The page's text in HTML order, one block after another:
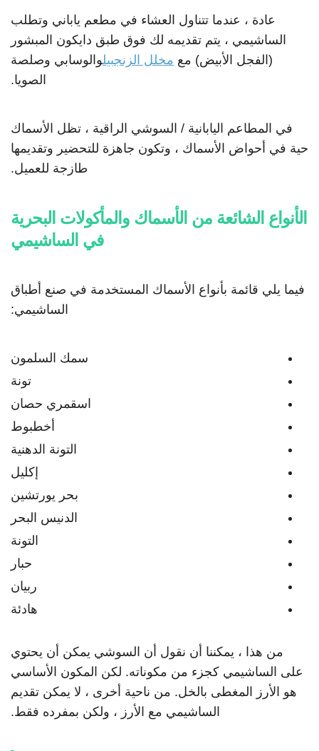
عادة ، عندما تتناول العشاء في مطعم ياباني وتطلب
الساشيمي ، يتم تقديمه لك فوق طبق دايكون المبشور
(الفجل الأبيض) مع مخلل الزنجبيلوالوسابي وصلصة
الصويا.
في المطاعم اليابانية / السوشي الراقية ، تظل الأسماك
حية في أحواض الأسماك ، وتكون جاهزة للتحضير وتقديمها
طازجة للعميل.
الأنواع الشائعة من الأسماك والمأكولات البحرية
في الساشيمي
فيما يلي قائمة بأنواع الأسماك المستخدمة في صنع أطباق
الساشيمي:
سمك السلمون
تونة
اسقمري حصان
أخطبوط
التونة الدهنية
إكليل
بحر يورتشين
الدنيس البحر
التونة
حبار
ربيان
هادئة
من هذا ، يمكننا أن نقول أن السوشي يمكن أن يحتوي
على الساشيمي كجزء من مكوناته. لكن المكون الأساسي
هو الأرز المغطى بالخل. من ناحية أخرى ، لا يمكن تقديم
الساشيمي مع الأرز ، ولكن بمفرده فقط.